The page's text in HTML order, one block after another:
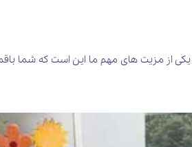
از مزیت های مهم ما این است که شما